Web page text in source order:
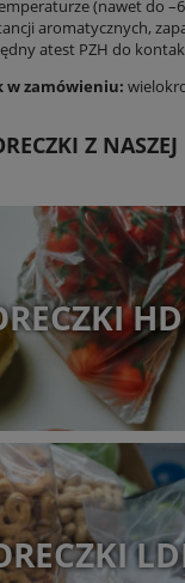
(nawet do
aromatycznych,
atest PZH do
w zamówieniu:
Z NASZEJ